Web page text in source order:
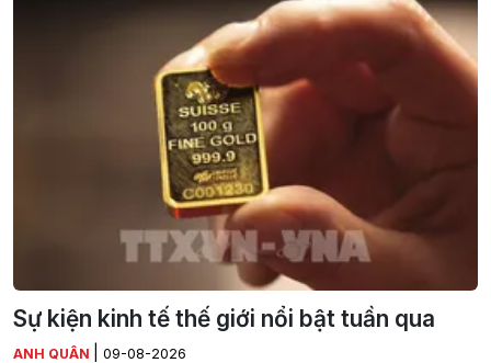
Sự kiện kinh tế thế giới nổi bật tuần qua
ANH QUÂN 09-08-2026